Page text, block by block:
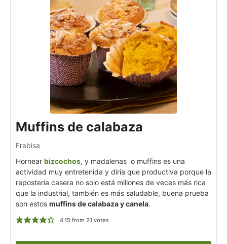
Muffins de calabaza
Frabisa
Hornear bizcochos, y madalenas o muffins es una
actividad muy entretenida y diría que productiva porque la
repostería casera no solo está millones de veces más rica
que la industrial, también es más saludable, buena prueba
son estos muffins de calabaza y canela.
4.15 from 21 votes